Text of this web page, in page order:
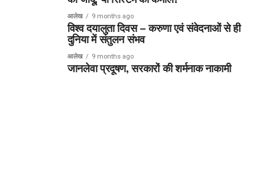
आलेख 9 months ago
विश्व दयालुता दिवस – करुणा एवं संवेदनाओं से ही
दुनिया में संतुलन संभव
आलेख 9 months ago
जानलेवा प्रदूषण, सरकारों की शर्मनाक नाकामी